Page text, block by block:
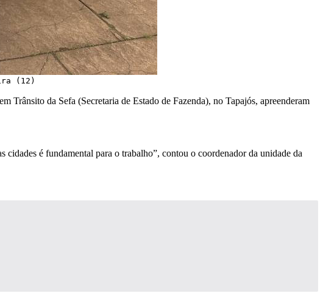
(12)
Trânsito da Sefa (Secretaria de Estado de Fazenda), no Tapajós, apreenderam
cidades é fundamental para o trabalho”, contou o coordenador da unidade da